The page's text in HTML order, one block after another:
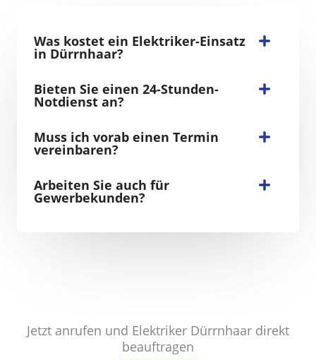
Was kostet ein Elektriker-Einsatz
in Dürrnhaar?
Bieten Sie einen 24-Stunden-
Notdienst an?
Muss ich vorab einen Termin
vereinbaren?
Arbeiten Sie auch für
Gewerbekunden?
Jetzt anrufen und Elektriker Dürrnhaar direkt
beauftragen